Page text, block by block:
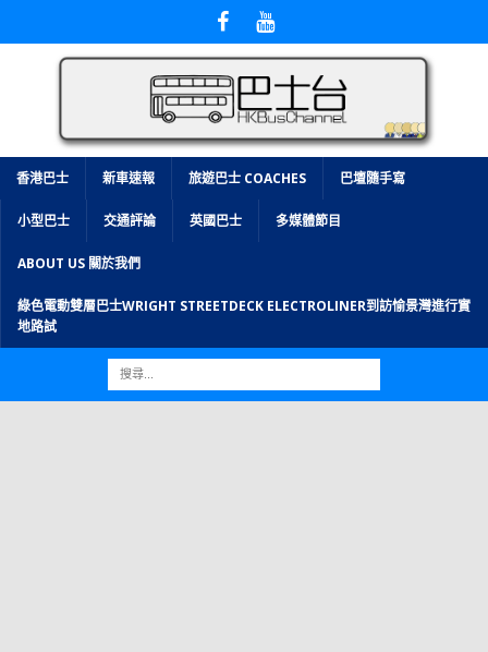
香港巴士 新車速報 旅遊巴士 COACHES 巴壇隨手寫
小型巴士 交通評論 英國巴士 多媒體節目
ABOUT US 關於我們
綠色電動雙層巴士WRIGHT STREETDECK ELECTROLINER到訪愉景灣進行實
地路試